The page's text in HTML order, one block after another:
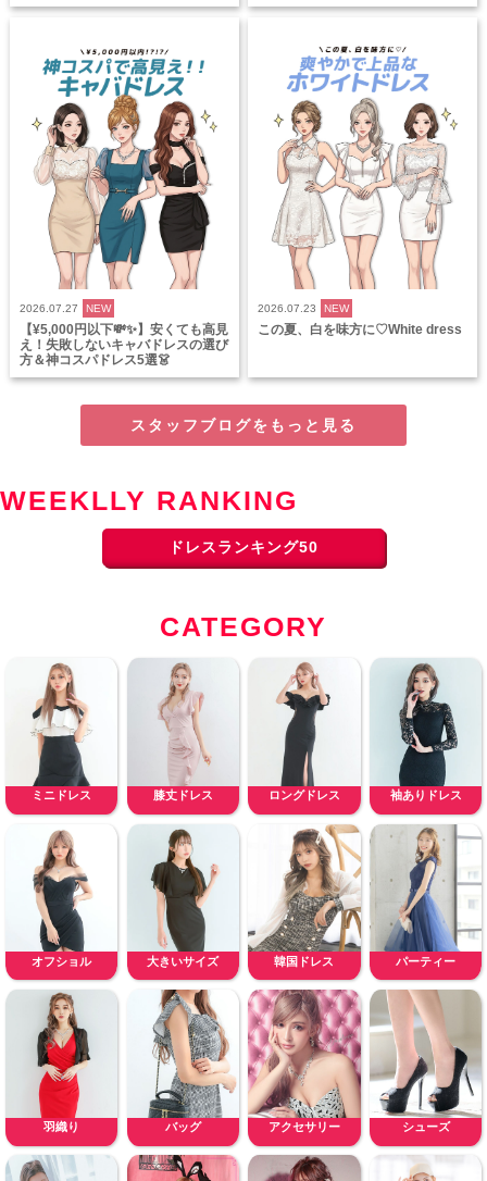
2026.07.27 NEW
【¥5,000円以下💸✨】安くても高見
え！失敗しないキャバドレスの選び
方＆神コスパドレス5選👗
2026.07.23 NEW
この夏、白を味方に♡White dress
スタッフブログをもっと見る
WEEKLLY RANKING
ドレスランキング50
CATEGORY
ミニドレス 膝丈ドレス ロングドレス 袖ありドレス
オフショル 大きいサイズ 韓国ドレス パーティー
羽織り バッグ アクセサリー シューズ